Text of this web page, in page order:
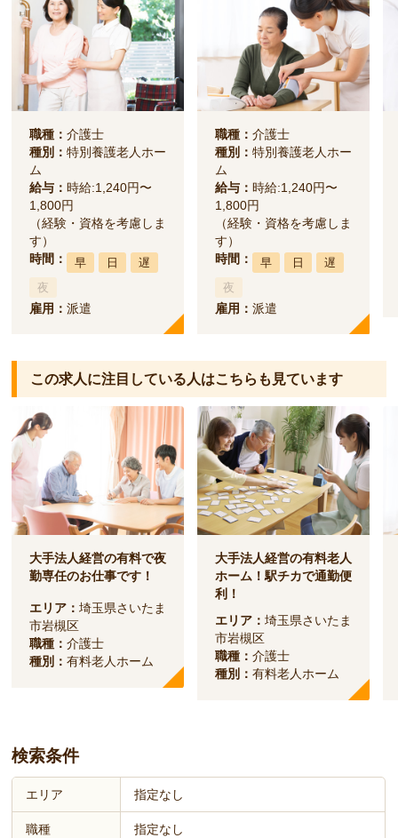
職種：介護士
種別：特別養護老人ホー
ム
給与：時給:1,240円〜
1,800円
（経験・資格を考慮しま
す）
時間： 早 日
遅
夜
雇用：派遣
職種：介護士
種別：特別養護老人ホー
ム
給与：時給:1,240円〜
1,800円
（経験・資格を考慮しま
す）
時間： 早 日
遅
夜
雇用：派遣
この求人に注目している人はこちらも見ています
大手法人経営の有料で夜
勤専任のお仕事です！
エリア：埼玉県さいたま
市岩槻区
職種：介護士
種別：有料老人ホーム
大手法人経営の有料老人
ホーム！駅チカで通勤便
利！
エリア：埼玉県さいたま
市岩槻区
職種：介護士
種別：有料老人ホーム
検索条件
エリア 指定なし
職種 指定なし